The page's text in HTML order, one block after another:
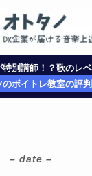
別講師！？歌のレ
のボイトレ教室の評
– date –